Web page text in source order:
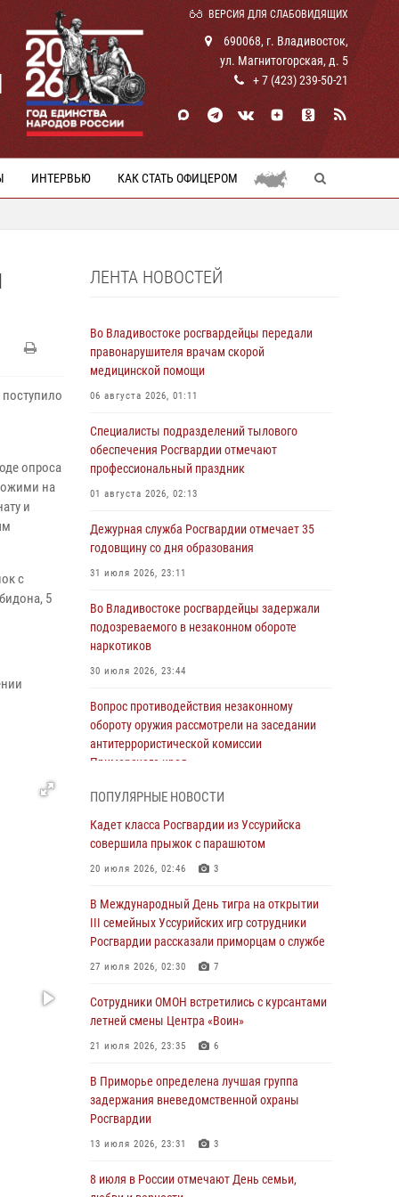
ВЕРСИЯ ДЛЯ СЛАБОВИДЯЩИХ
690068, г. Владивосток,
ул. Магнитогорская, д. 5
+ 7 (423) 239-50-21
ИНТЕРВЬЮ КАК СТАТЬ ОФИЦЕРОМ
опроса
на
и
с
5
ЛЕНТА НОВОСТЕЙ
Во Владивостоке росгвардейцы передали
правонарушителя врачам скорой
медицинской помощи
06 августа 2026, 01:11
Специалисты подразделений тылового
обеспечения Росгвардии отмечают
профессиональный праздник
01 августа 2026, 02:13
Дежурная служба Росгвардии отмечает 35
годовщину со дня образования
31 июля 2026, 23:11
Во Владивостоке росгвардейцы задержали
подозреваемого в незаконном обороте
наркотиков
30 июля 2026, 23:44
Вопрос противодействия незаконному
обороту оружия рассмотрели на заседании
антитеррористической комиссии
Приморского края
Во Владивостоке во дворе жилого дома
сотрудники вневедомственной охраны
обнаружили запрещенные растения
В День Крещения Руси в Князь-
Владимирском храме – Главном храме
Росгвардии состоялся праздничный молебен
28 июля 2026, 10:29 3
Росгвардейцы в Приморье приняли участие в
28 июля 2026, 05:39 3
В Международный День тигра на открытии
III семейных Уссурийских игр сотрудники
27 июля 2026, 02:30 7
ПОПУЛЯРНЫЕ НОВОСТИ
Кадет класса Росгвардии из Уссурийска
совершила прыжок с парашютом
20 июля 2026, 02:46 3
В Международный День тигра на открытии
III семейных Уссурийских игр сотрудники
Росгвардии рассказали приморцам о службе
27 июля 2026, 02:30 7
Сотрудники ОМОН встретились с курсантами
летней смены Центра «Воин»
21 июля 2026, 23:35 6
В Приморье определена лучшая группа
задержания вневедомственной охраны
Росгвардии
13 июля 2026, 23:31 3
8 июля в России отмечают День семьи,